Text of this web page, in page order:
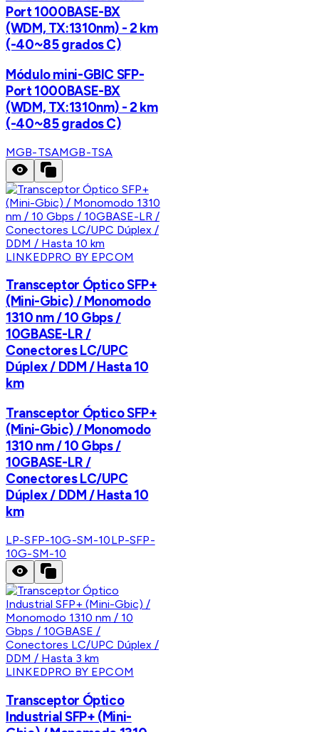
Port 1000BASE-BX
(WDM, TX:1310nm) - 2 km
(-40~85 grados C)
Módulo mini-GBIC SFP-
Port 1000BASE-BX
(WDM, TX:1310nm) - 2 km
(-40~85 grados C)
MGB-TSAMGB-TSA
LINKEDPRO BY EPCOM
Transceptor Óptico SFP+
(Mini-Gbic) / Monomodo
1310 nm / 10 Gbps /
10GBASE-LR /
Conectores LC/UPC
Dúplex / DDM / Hasta 10
km
Transceptor Óptico SFP+
(Mini-Gbic) / Monomodo
1310 nm / 10 Gbps /
10GBASE-LR /
Conectores LC/UPC
Dúplex / DDM / Hasta 10
km
LP-SFP-10G-SM-10LP-SFP-
10G-SM-10
LINKEDPRO BY EPCOM
Transceptor Óptico
Industrial SFP+ (Mini-